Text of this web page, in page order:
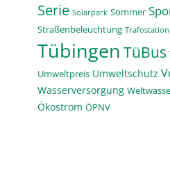
Serie Solarpark Sommer
Straßenbeleuchtung Trafostation
Tübingen TüBus
Umweltpreis Umweltschutz
Wasserversorgung
Ökostrom ÖPNV